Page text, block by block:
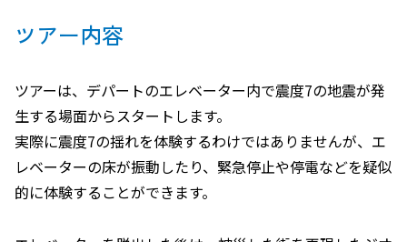
ツアー内容
ツアーは、デパートのエレベーター内で震度7の地震が発
生する場面からスタートします。
実際に震度7の揺れを体験するわけではありませんが、エ
レベーターの床が振動したり、緊急停止や停電などを疑似
的に体験することができます。